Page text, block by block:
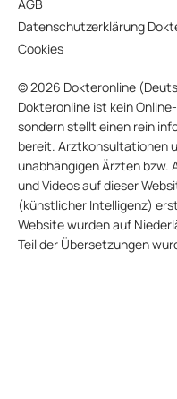
AGB
Datenschutzerklärung
Cookies
© 2026 Dokteronline
Dokteronline ist kein
sondern stellt einen rein
bereit. Arztkonsultationen
unabhängigen Ärzten bzw.
und Videos auf dieser
(künstlicher Intelligenz)
Website wurden auf
Teil der Übersetzungen